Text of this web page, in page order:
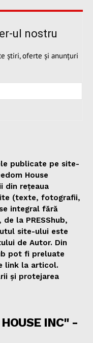
ul nostru
știri, oferte și anunțuri
publicate pe site-
House
din rețeaua
(texte, fotografii,
integral fără
la PRESShub,
site-ului este
de Autor. Din
pot fi preluate
link la articol.
și protejarea
INC" -